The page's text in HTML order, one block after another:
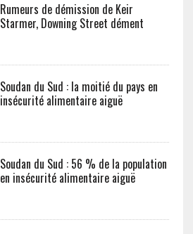
Rumeurs de démission de Keir
Starmer, Downing Street dément
Soudan du Sud : la moitié du pays en
insécurité alimentaire aiguë
Soudan du Sud : 56 % de la population
en insécurité alimentaire aiguë